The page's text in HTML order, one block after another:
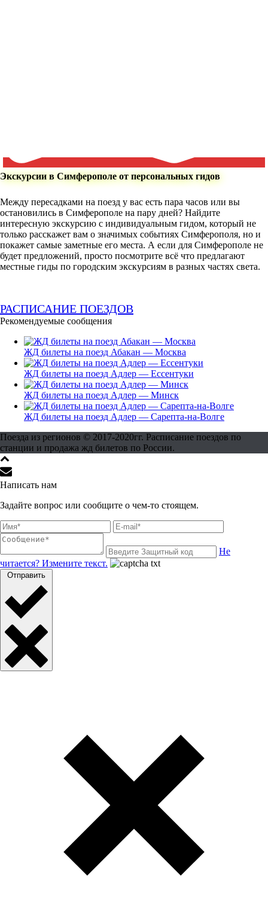
Экскурсии в Симферополе от персональных гидов
Между пересадками на поезд у вас есть пара часов или вы
остановились в Симферополе на пару дней? Найдите
интересную экскурсию с индивидуальным гидом, который не
только расскажет вам о значимых событиях Симферополя, но и
покажет самые заметные его места. А если для Симферополе не
будет предложений, просто посмотрите всё что предлагают
местные гиды по городским экскурсиям в разных частях света.
РАСПИСАНИЕ ПОЕЗДОВ
Рекомендуемые сообщения
ЖД билеты на поезд Абакан — Москва
ЖД билеты на поезд Адлер — Ессентуки
ЖД билеты на поезд Адлер — Минск
ЖД билеты на поезд Адлер — Сарепта-на-Волге
Поезда из регионов © 2017-2020гг. Расписание поездов по
станции и продажа жд билетов по России.
Написать нам
Задайте вопрос или сообщите о чем-то стоящем.
Не
читается? Измените текст.
Отправить